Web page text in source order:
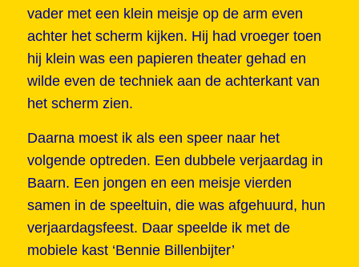
vader met een klein meisje op de arm even
achter het scherm kijken. Hij had vroeger toen
hij klein was een papieren theater gehad en
wilde even de techniek aan de achterkant van
het scherm zien.
Daarna moest ik als een speer naar het
volgende optreden. Een dubbele verjaardag in
Baarn. Een jongen en een meisje vierden
samen in de speeltuin, die was afgehuurd, hun
verjaardagsfeest. Daar speelde ik met de
mobiele kast ‘Bennie Billenbijter’